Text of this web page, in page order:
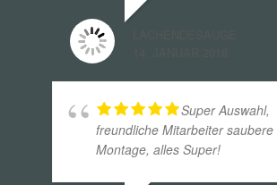
Super Auswahl,
freundliche Mitarbeiter saubere
Montage, alles Super!